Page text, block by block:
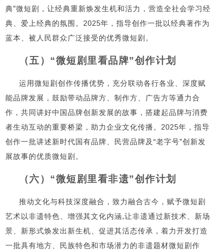
典”微短剧，让经典重新焕发生机和活力，营造全社会学习经
典、爱上经典的氛围。2025年，指导创作一批以经典著作为
蓝本、被人民群众广泛接受的优秀微短剧。
（五）“微短剧里看品牌”创作计划
运用微短剧创作传播优势，充分联动各行各业、深度赋
能品牌发展，鼓励带动品牌方、制作方、广告方等通力合
作，共同讲好中国品牌创新发展的故事，搭建起品牌与消费
者生动互动的重要桥梁，助力企业文化传播。2025年，指导
创作一批讲述新时代国有品牌、民营品牌及“老字号”创新发
展故事的优质微短剧。
（六）“微短剧里看非遗”创作计划
推动文化与科技深度融合，致力融合古今，赋予微短剧
艺术以非遗特色、增强其文化内涵,让非遗通过新技术、新场
景、新形式焕发出新生机、促进其活态传承，着力开发打造
一批具有地方、民族特色和市场潜力的非遗题材微短剧作